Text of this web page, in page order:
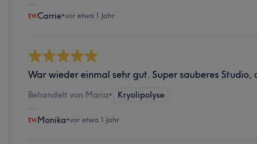
Carrie•vor etwa 1 Jahr
War wieder einmal sehr gut. Super sauberes Studio,
Behandelt von Maria• Kryolipolyse
Monika•vor etwa 1 Jahr